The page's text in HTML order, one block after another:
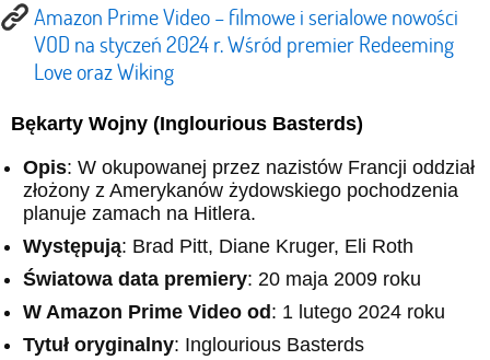
Amazon Prime Video – filmowe i serialowe nowości
VOD na styczeń 2024 r. Wśród premier Redeeming
Love oraz Wiking
Bękarty Wojny (Inglourious Basterds)
Opis: W okupowanej przez nazistów Francji oddział
złożony z Amerykanów żydowskiego pochodzenia
planuje zamach na Hitlera.
Występują: Brad Pitt, Diane Kruger, Eli Roth
Światowa data premiery: 20 maja 2009 roku
W Amazon Prime Video od: 1 lutego 2024 roku
Tytuł oryginalny: Inglourious Basterds